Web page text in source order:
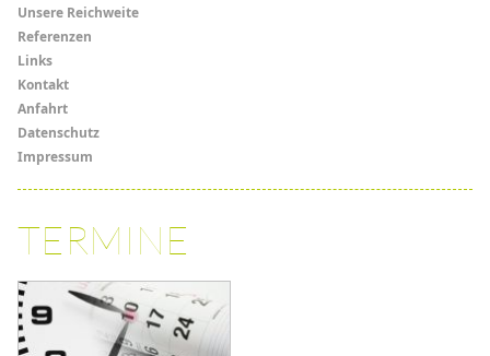
Menü
Links
Unsere Reichweite
Referenzen
Links
Kontakt
Anfahrt
Datenschutz
Impressum
TERMINE